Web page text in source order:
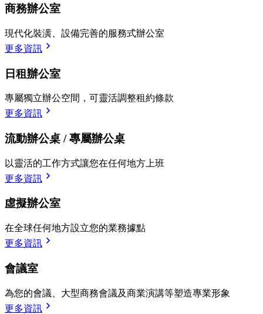
商務辦公室
現代化裝潢、設備完善的服務式辦公室
更多資訊
日租辦公室
專屬獨立辦公空間，可靈活調整租約條款
更多資訊
流動辦公桌 / 專屬辦公桌
以靈活的工作方式讓您在任何地方上班
更多資訊
虛擬辦公室
在全球任何地方設立您的業務據點
更多資訊
會議室
為您的會議、大型商務會議及商業演講等塑造專業形象
更多資訊